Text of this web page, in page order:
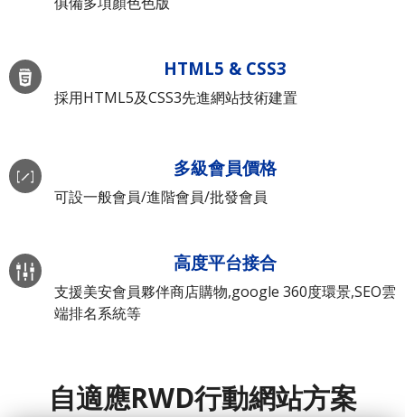
HTML5 & CSS3
採用HTML5及CSS3先進網站技術建置
多級會員價格
可設一般會員/進階會員/批發會員
高度平台接合
支援美安會員夥伴商店購物,google 360度環景,SEO雲
端排名系統等
自適應RWD行動網站方案